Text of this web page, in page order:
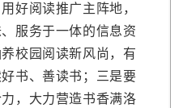
好阅读推广主阵地，
服务于一体的信息资
校园阅读新风尚，有
书、善读书；三是要
，大力营造书香满洛